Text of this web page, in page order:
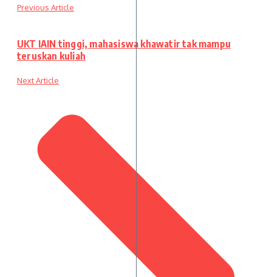
Previous Article
UKT IAIN tinggi, mahasiswa khawatir tak mampu
teruskan kuliah
Next Article